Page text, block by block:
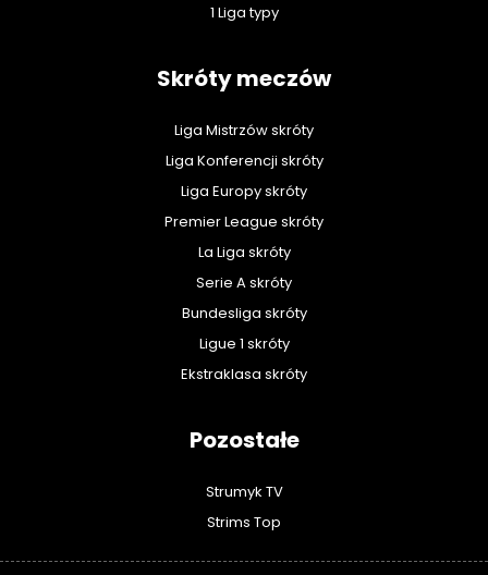
1 Liga typy
Skróty meczów
Liga Mistrzów skróty
Liga Konferencji skróty
Liga Europy skróty
Premier League skróty
La Liga skróty
Serie A skróty
Bundesliga skróty
Ligue 1 skróty
Ekstraklasa skróty
Pozostałe
Strumyk TV
Strims Top